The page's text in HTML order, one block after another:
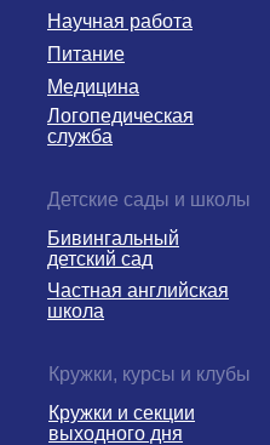
Научная работа
Логопедическая
служба
Медицина
Питание
Частная английская
школа
Бивингальный
детский сад
Детские сады и школы
Кружки и секции
выходного дня
Кружки, курсы и клубы